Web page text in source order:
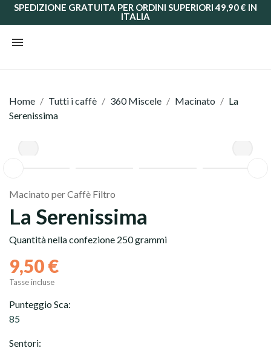
SPEDIZIONE GRATUITA PER ORDINI SUPERIORI 49,90 € IN
ITALIA
Home Tutti i caffè 360 Miscele Macinato
La
Serenissima
Macinato per Caffè Filtro
La Serenissima
Quantità nella confezione 250 grammi
9,50 €
Tasse incluse
Punteggio Sca:
85
Sentori: